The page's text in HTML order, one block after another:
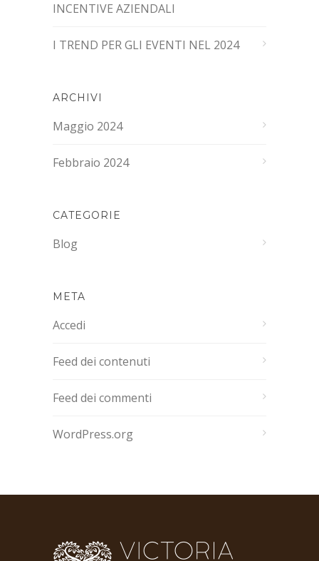
INCENTIVE AZIENDALI
I TREND PER GLI EVENTI NEL 2024
ARCHIVI
Maggio 2024
Febbraio 2024
CATEGORIE
Blog
META
Accedi
Feed dei contenuti
Feed dei commenti
WordPress.org